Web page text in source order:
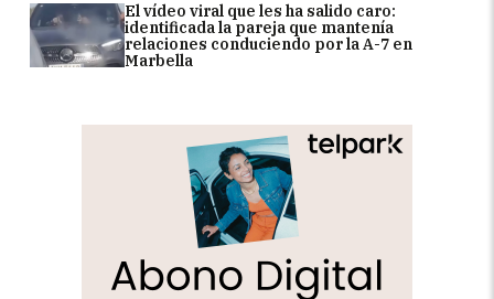
El vídeo viral que les ha salido caro:
identificada la pareja que mantenía
relaciones conduciendo por la A-7 en
Marbella